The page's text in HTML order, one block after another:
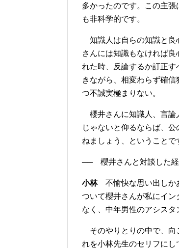
多かったのです。この主
も非科学的です。
知識人は自らの知識と良
さんには知識もなければ
れた時、反論するか訂正
きながら、相変わらず確
つ不誠実極まりない。
櫻井さんに知識人、言論
じゃないと仰るならば、
ねましょう、ということで
── 櫻井さんと対談した経
小林不愉快な思い出しか
ついて櫻井さんが私にイ
なく、中年男性のアシスタ
そのやりとりの中で、向
れを小林先生のセリフに